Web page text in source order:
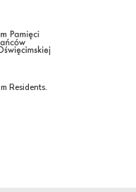
Residents.